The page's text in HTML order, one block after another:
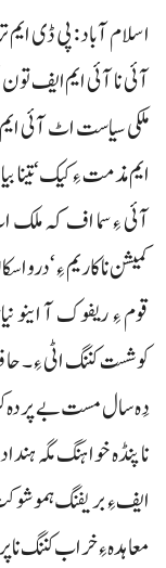
اسلام آباد : پی ڈی ایم
آئی نا آئی ایم ایف
ملکی سیاست اٹ آئی
ایم مذمت ءِ کیک‘ تینا
آئی ءِ سما اف کہ ملک
کمیشن ناکاریم ءِ‘ درو
قوم ءِ ریفوک آ اینو
کوشست کننگ اٹی ءِ۔
دَہ سال مست بے پردہ
نا پنڈہ خواہنگ مگہ
ایف ءِ بریفنگ ہمو
معاہدہ ءِ خراب کننگ